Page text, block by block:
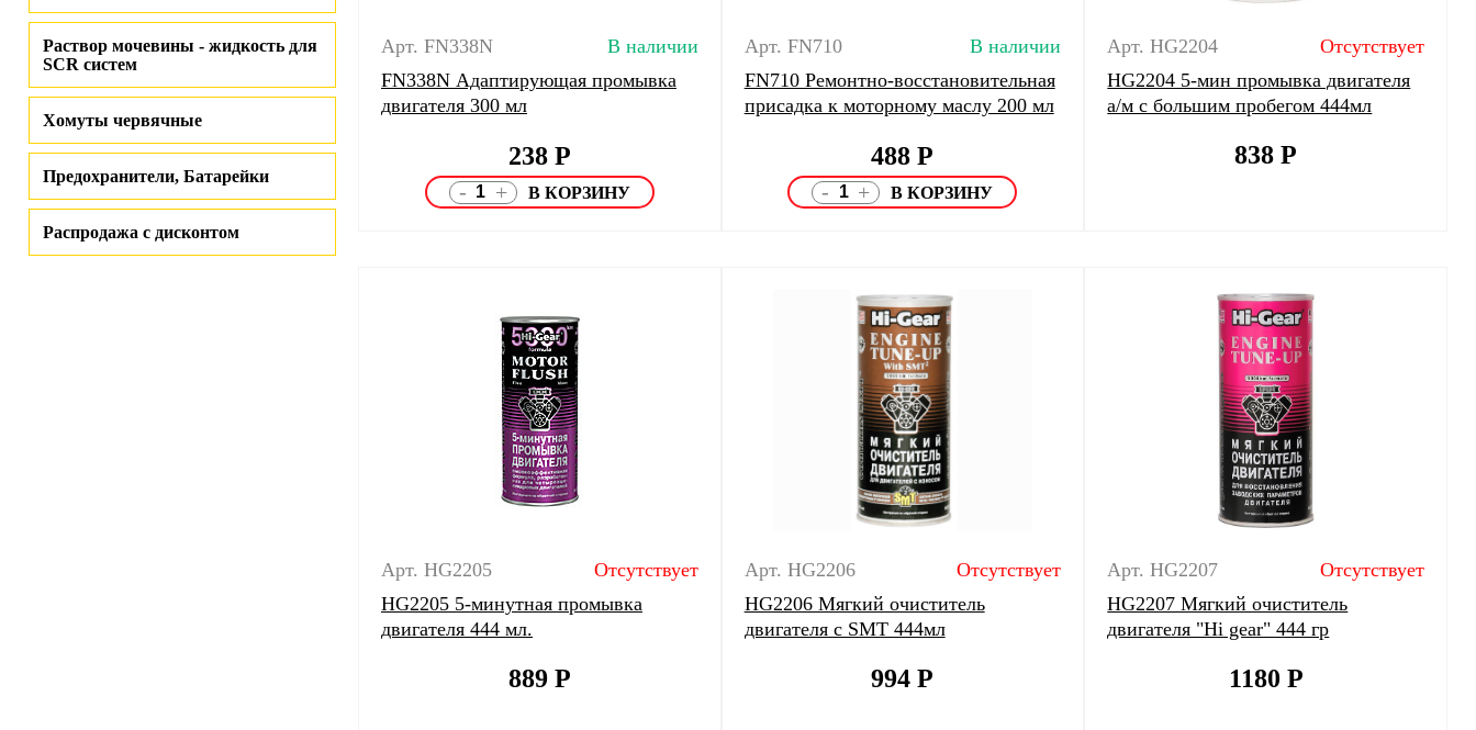
Раствор мочевины - жидкость для
SCR систем
Хомуты червячные
Предохранители, Батарейки
Распродажа с дисконтом
Арт. FN338N
В наличии
FN338N Адаптирующая промывка
двигателя 300 мл
238 Р
- +
Арт. FN710
В наличии
FN710 Ремонтно-восстановительная
присадка к моторному маслу 200 мл
488Р
- +
Арт. HG2204
Отсутствует
HG2204 5-мин промывка двигателя
а/м с большим пробегом 444мл
838Р
Арт. HG2205
Отсутствует
HG2205 5-минутная промывка
двигателя 444 мл.
889 Р
Арт. HG2206
Отсутствует
HG2206 Мягкий очиститель
двигателя с SMT 444мл
994Р
Арт. HG2207
Отсутствует
HG2207 Мягкий очиститель
двигателя "Hi gear" 444 гр
1180 Р